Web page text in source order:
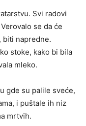
Svi radovi
se da će
biti napredne.
stoke, kako bi bila
mleko.
gde su palile sveće,
i puštale ih niz
mrtvih.